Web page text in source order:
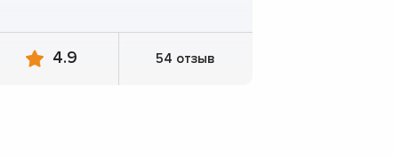
4.9 54 отзыв